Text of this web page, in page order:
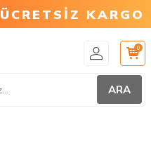
ÜCRETSİZ KARGO
ARA
0